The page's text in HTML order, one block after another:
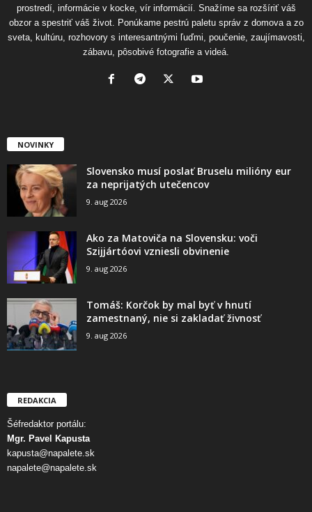
prostredí, informácie v kocke, vír informácií. Snažíme sa rozšíriť váš
obzor a spestriť váš život. Ponúkame pestrú paletu správ z domova a zo
sveta, kultúru, rozhovory s interesantnými ľuďmi, poučenie, zaujímavosti,
zábavu, pôsobivé fotografie a videá.
NOVINKY
Slovensko musí poslať Bruselu milióny eur
za neprijatých utečencov
9. aug 2026
Ako za Matoviča na Slovensku: voči
Szijjártóovi vzniesli obvinenie
9. aug 2026
Tomáš: Korčok by mal byť v hnutí
zamestnaný, nie si zakladať živnosť
9. aug 2026
REDAKCIA
Šéfredaktor portálu:
Mgr. Pavel Kapusta
kapusta@napalete.sk
napalete@napalete.sk